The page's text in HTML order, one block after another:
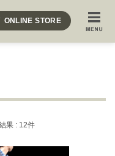
ONLINE STORE
果 : 12件